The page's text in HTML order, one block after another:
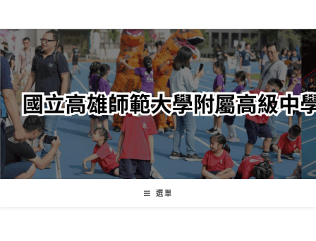
轉
至
主
內
容
選單